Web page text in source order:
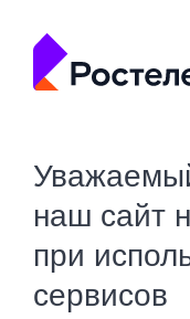
наш сайт
при
сервисов